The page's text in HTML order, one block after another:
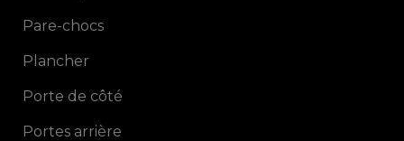
Pare-chocs
Plancher
Porte de côté
Portes arrière